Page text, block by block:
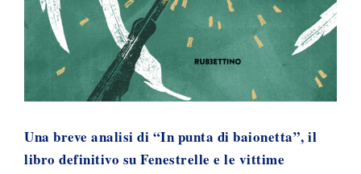
Una breve analisi di “In punta di baionetta”, il
libro definitivo su Fenestrelle e le vittime